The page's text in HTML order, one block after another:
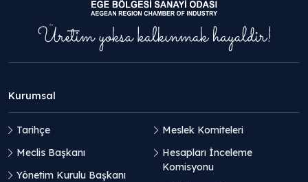
Kurumsal
Tarihçe
Meclis Başkanı
Yönetim Kurulu Başkanı
Meslek Komiteleri
Hesapları İnceleme
Komisyonu